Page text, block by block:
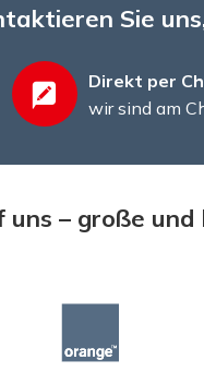
Sie
Direkt per
wir sind am
– große